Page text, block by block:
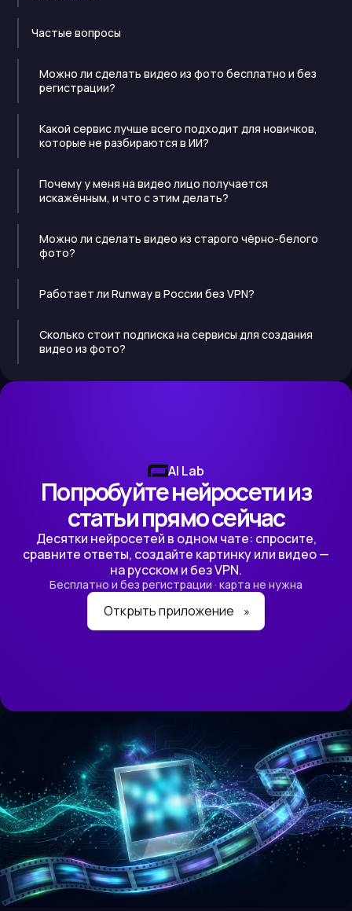
Частые вопросы
Можно ли сделать видео из фото бесплатно и без
регистрации?
Какой сервис лучше всего подходит для новичков,
которые не разбираются в ИИ?
Почему у меня на видео лицо получается
искажённым, и что с этим делать?
Можно ли сделать видео из старого чёрно-белого
фото?
Работает ли Runway в России без VPN?
Сколько стоит подписка на сервисы для создания
видео из фото?
AI Lab
Попробуйте нейросети из
статьи прямо сейчас
Десятки нейросетей в одном чате: спросите,
сравните ответы, создайте картинку или видео —
на русском и без VPN.
Бесплатно и без регистрации · карта не нужна
Открыть приложение »